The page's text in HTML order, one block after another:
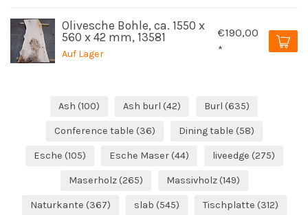
Olivesche Bohle, ca. 1550 x
560 x 42 mm, 13581
Auf Lager
€190,00
*
Ash (100) Ash burl (42) Burl (635)
Conference table (36) Dining table (58)
Esche (105) Esche Maser (44) liveedge (275)
Maserholz (265) Massivholz (149)
Naturkante (367) slab (545) Tischplatte (312)